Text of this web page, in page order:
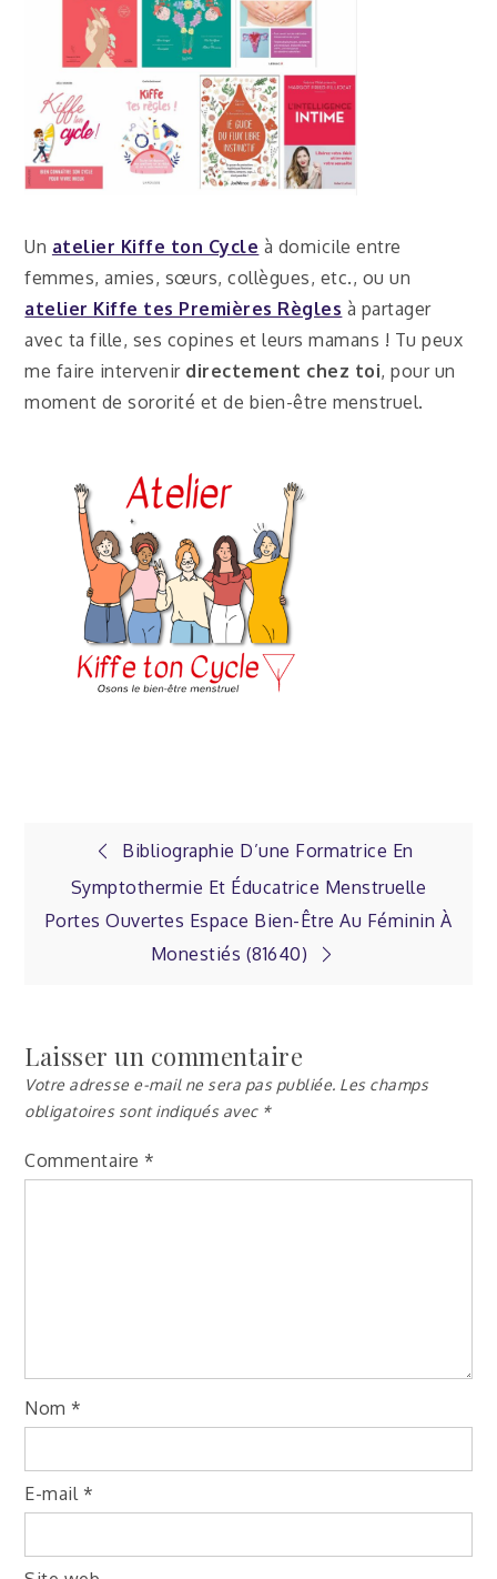
Un atelier Kiffe ton Cycle à domicile entre
femmes, amies, sœurs, collègues, etc., ou un
atelier Kiffe tes Premières Règles à partager
avec ta fille, ses copines et leurs mamans ! Tu peux
me faire intervenir directement chez toi, pour un
moment de sororité et de bien-être menstruel.
Navigation
de
Bibliographie D’une Formatrice En
Symptothermie Et Éducatrice Menstruelle
Portes Ouvertes Espace Bien-Être Au Féminin À
Monestiés (81640)
Laisser un commentaire
Votre adresse e-mail ne sera pas publiée. Les champs
obligatoires sont indiqués avec *
Commentaire *
Nom *
E-mail *